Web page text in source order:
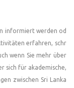
informiert werden od
erfahren, schr
wenn Sie mehr über
sich für akademische,
zwischen Sri Lanka